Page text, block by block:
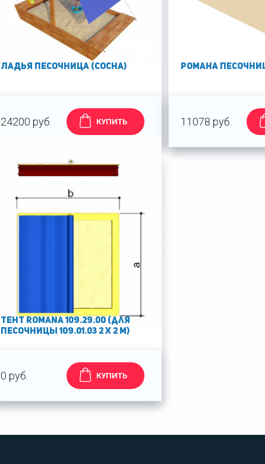
ЛАДЬЯ ПЕСОЧНИЦА (СОСНА)
24200 руб. КУПИТЬ
РОМАНА
11078 руб.
Тент Romana 109.29.00 (для
песочницы 109.01.03 2 x 2 м)
0 руб. КУПИТЬ